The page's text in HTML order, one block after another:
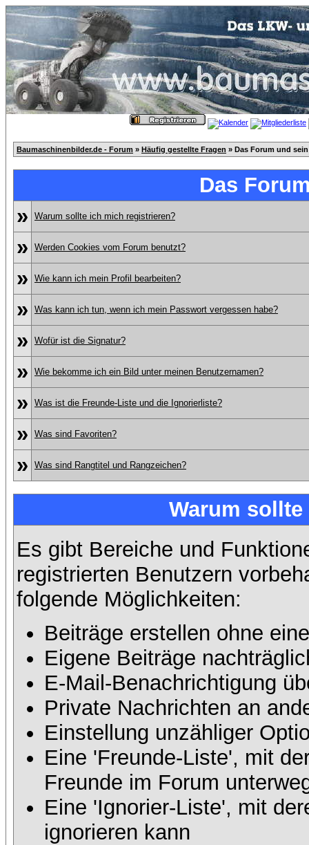
Baumaschinenbilder.de - Forum » Häufig gestellte Fragen » Das Forum und
Das
»
Warum sollte ich mich registrieren?
» Werden Cookies vom Forum benutzt?
» Wie kann ich mein Profil bearbeiten?
» Was kann ich tun, wenn ich mein Passwort vergessen habe?
» Wofür ist die Signatur?
» Wie bekomme ich ein Bild unter meinen Benutzernamen?
» Was ist die Freunde-Liste und die Ignorierliste?
» Was sind Favoriten?
» Was sind Rangtitel und Rangzeichen?
Warum
Es gibt Bereiche und
registrierten Benutzern
folgende Möglichkeiten:
Beiträge erstellen ohne
Eigene Beiträge
E-Mail-Benachrichtigung
Private Nachrichten an
Einstellung unzähliger
Eine 'Freunde-Liste', mit
Freunde im Forum
Eine 'Ignorier-Liste', mit
ignorieren kann